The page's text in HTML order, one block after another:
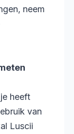
neem
heeft
van
Luscii